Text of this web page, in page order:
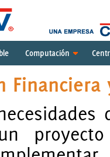
Computación
Financiera